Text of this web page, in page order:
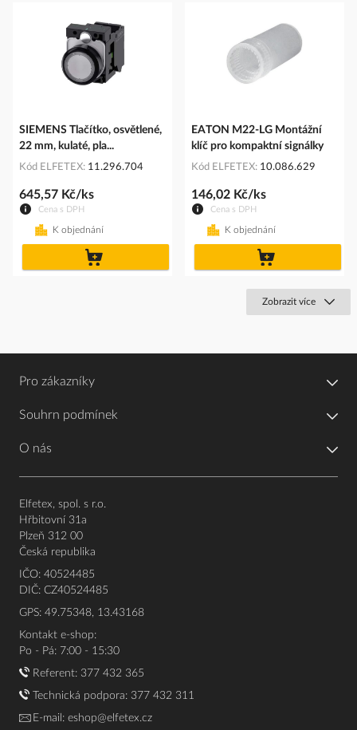
SIEMENS Tlačítko, osvětlené,
22 mm, kulaté, pla...
Kód ELFETEX 11.296.704
Cena s DPH
645,57 Kč/ks
K objednání
EATON M22-LG Montážní
klíč pro kompaktní signálky
Kód ELFETEX 10.086.629
Cena s DPH
146,02 Kč/ks
K objednání
Zobrazit více
Pro zákazníky
Souhrn podmínek
O nás
Elfetex, spol. s r.o.
Hřbitovní 31a
Plzeň 312 00
Česká republika
IČO: 40524485
DIČ: CZ40524485
GPS: 49.75348, 13.43168
Kontakt e-shop:
Po - Pá: 7:00 - 15:30
Referent: 377 432 365
Technická podpora: 377 432 311
E-mail: eshop@elfetex.cz